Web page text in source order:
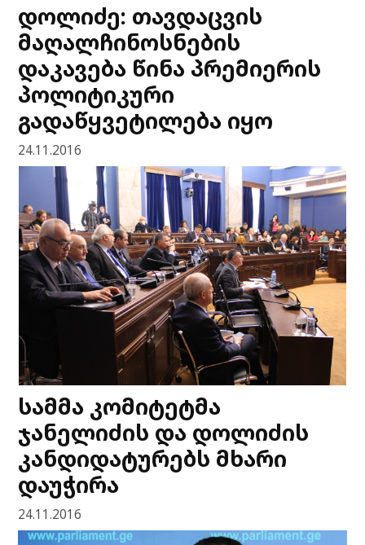
დოლიძე: თავდაცვის
მაღალჩინოსნების
დაკავება წინა პრემიერის
პოლიტიკური
გადაწყვეტილება იყო
24.11.2016
სამმა კომიტეტმა
ჯანელიძის და დოლიძის
კანდიდატურებს მხარი
დაუჭირა
24.11.2016